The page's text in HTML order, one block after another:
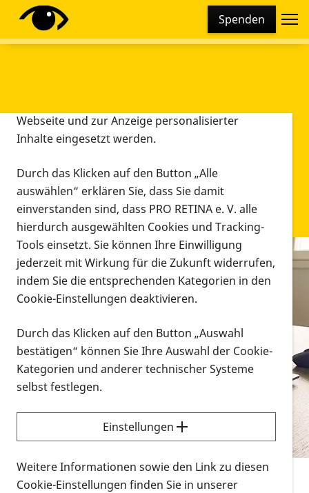
Spenden
Infomaterial
Infomaterial
Vorlesen
Alle Infomaterialien in verschiedenen
Formaten an einem Ort
Sie möchten wissen, wie Sie nach Infonmaterial
suchen und dieses bestellen bzw. herunterladen
können? Schauen Sie sich dieErklärvideos zum
Thema Infomaterial auf der PRO RETINA-Website
für blinde und sehbehinderte Menschen an.
Diese Webseite setzt verschiedene Cookies und
Tracking-Tools ein. Dies beinhaltet Cookies und
Webseite und zur Anzeige personalisierter
Inhalte eingesetzt werden.
Durch das Klicken auf den Button „Alle
auswählen“ erklären Sie, dass Sie damit
einverstanden sind, dass PRO RETINA e. V. alle
hierdurch ausgewählten Cookies und Tracking-
Tools einsetzt. Sie können Ihre Einwilligung
jederzeit mit Wirkung für die Zukunft widerrufen,
indem Sie die entsprechenden Kategorien in den
Cookie-Einstellungen deaktivieren.
Durch das Klicken auf den Button „Auswahl
bestätigen“ können Sie Ihre Auswahl der Cookie-
Kategorien und anderer technischer Systeme
selbst festlegen.
Einstellungen
Weitere Informationen sowie den Link zu diesen
Cookie-Einstellungen finden Sie in unserer